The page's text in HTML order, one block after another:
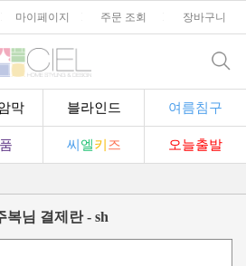
마이페이지 주문 조회 장바구니
막 블라인드 여름침구
씨 엘키 즈 오늘출발
복님 결제란 - sh